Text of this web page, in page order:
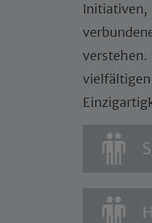
verstehen.